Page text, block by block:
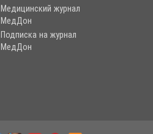
Медицинский журнал
МедДон
Подписка на журнал
МедДон